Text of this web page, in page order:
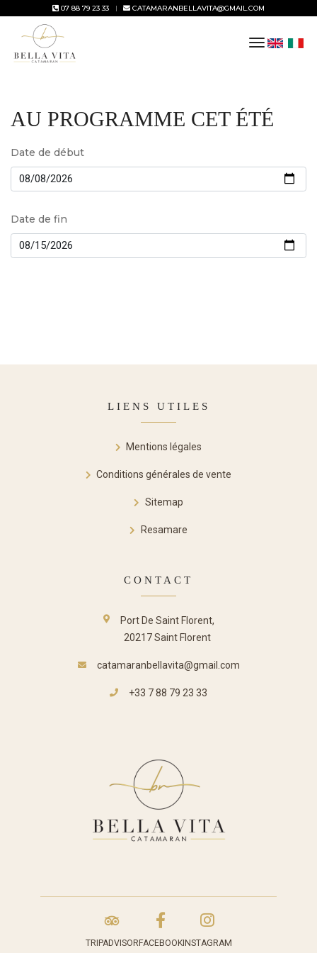
07 88 79 23 33 CATAMARANBELLAVITA@GMAIL.COM
toggle
AU PROGRAMME CET ÉTÉ
Date de début
Date de fin
LIENS UTILES
Mentions légales
Conditions générales de vente
Sitemap
Resamare
CONTACT
Port De Saint Florent,
20217 Saint Florent
catamaranbellavita@gmail.com
+33 7 88 79 23 33
TRIPADVISORFACEBOOKINSTAGRAM